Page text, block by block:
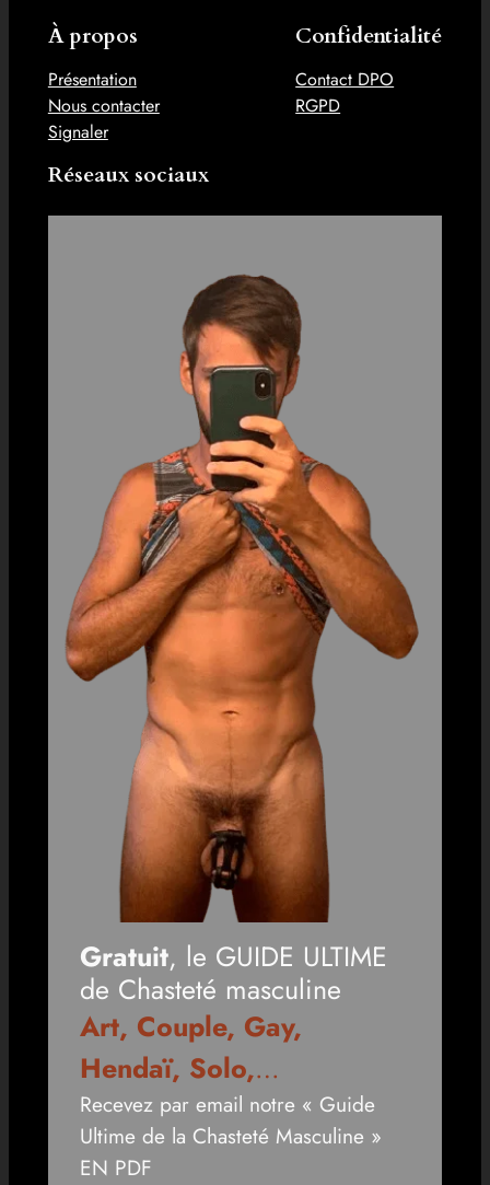
À propos
Présentation
Nous contacter
Signaler
Confidentialité
Contact DPO
RGPD
Réseaux sociaux
Gratuit, le GUIDE ULTIME
de Chasteté masculine
Art, Couple, Gay,
Hendaï, Solo,…
Recevez par email notre « Guide
Ultime de la Chasteté Masculine »
EN PDF